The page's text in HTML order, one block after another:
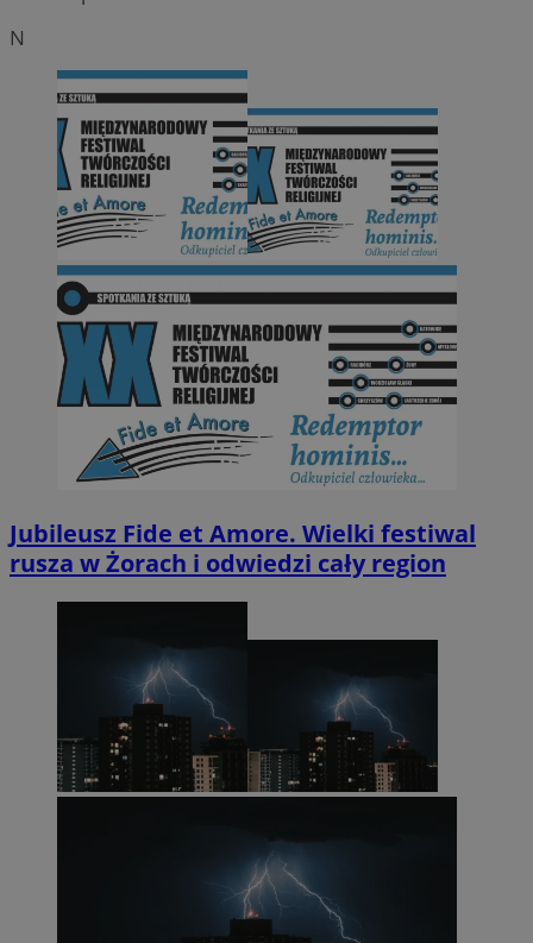
N
Jubileusz Fide et Amore. Wielki festiwal
rusza w Żorach i odwiedzi cały region